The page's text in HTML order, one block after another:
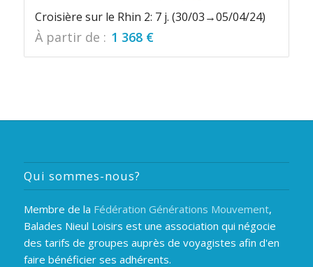
Croisière sur le Rhin 2: 7 j. (30/03→05/04/24)
À partir de : 1 368 €
Qui sommes-nous?
Membre de la Fédération Générations Mouvement,
Balades Nieul Loisirs est une association qui négocie
des tarifs de groupes auprès de voyagistes afin d'en
faire bénéficier ses adhérents.